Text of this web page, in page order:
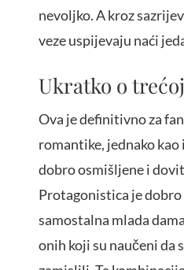
nevoljko. A kroz
veze uspijevaju naći
Ukratko o
Ova je definitivno za
romantike, jednako kao
dobro osmišljene i
Protagonistica je dobro
samostalna mlada
onih koji su naučeni da